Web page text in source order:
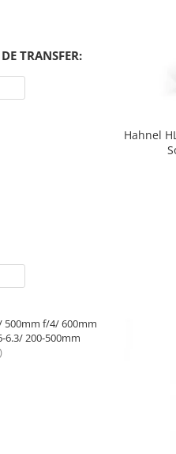
TRANSFER:
500mm f/4/ 600mm
6.3/ 200-500mm
Hahnel